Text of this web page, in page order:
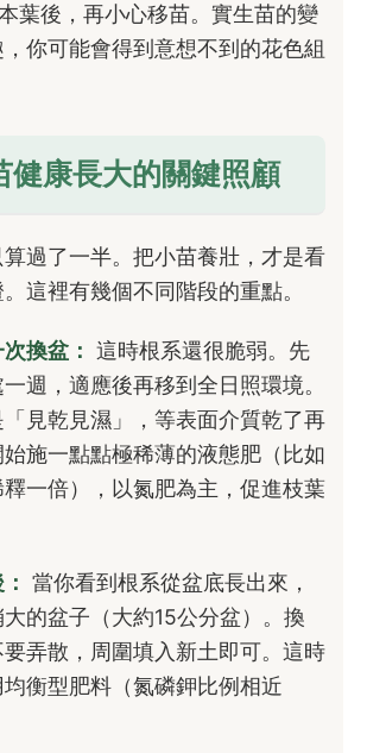
葉後，再小心移苗。實生苗的變
你可能會得到意想不到的花色組
健康長大的關鍵照顧
過了一半。把小苗養壯，才是看
這裡有幾個不同階段的重點。
換盆： 這時根系還很脆弱。先
週，適應後再移到全日照環境。
見乾見濕」，等表面介質乾了再
施一點點極稀薄的液態肥（比如
一倍），以氮肥為主，促進枝葉
當你看到根系從盆底長出來，
的盆子（大約15公分盆）。換
弄散，周圍填入新土即可。這時
衡型肥料（氮磷鉀比例相近